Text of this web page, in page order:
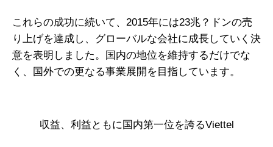
これらの成功に続いて、2015年には23兆？ドンの売
り上げを達成し、グローバルな会社に成長していく決
意を表明しました。国内の地位を維持するだけでな
く、国外での更なる事業展開を目指しています。
収益、利益ともに国内第一位を誇るViettel